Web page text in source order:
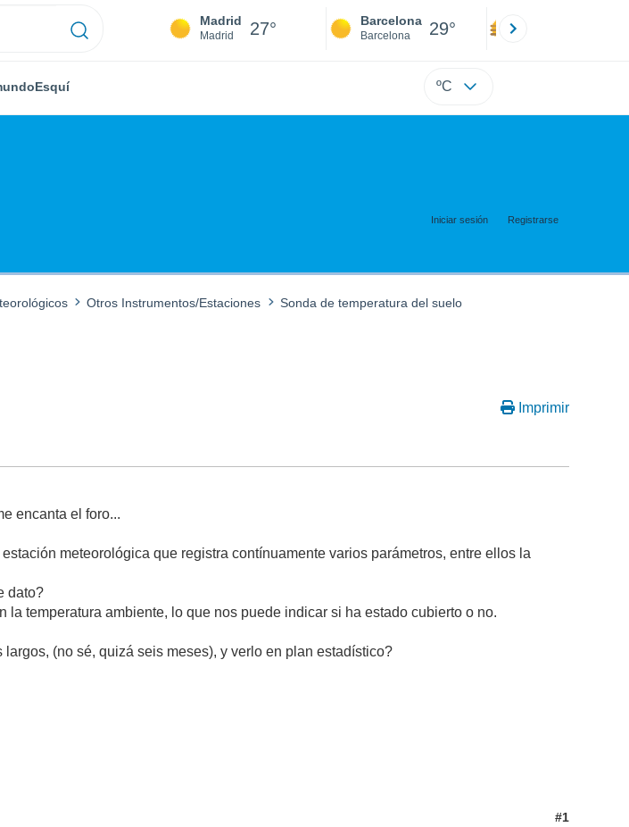
Madrid
Madrid 27° Barcelona
Barcelona 29°
Esquí ºC
Iniciar sesión Registrarse
Otros Instrumentos/Estaciones Sonda de temperatura del suelo
Imprimir
encanta el foro...
meteorológica que registra contínuamente varios parámetros, entre ellos la
dato?
la temperatura ambiente, lo que nos puede indicar si ha estado cubierto o no.
(no sé, quizá seis meses), y verlo en plan estadístico?
#1